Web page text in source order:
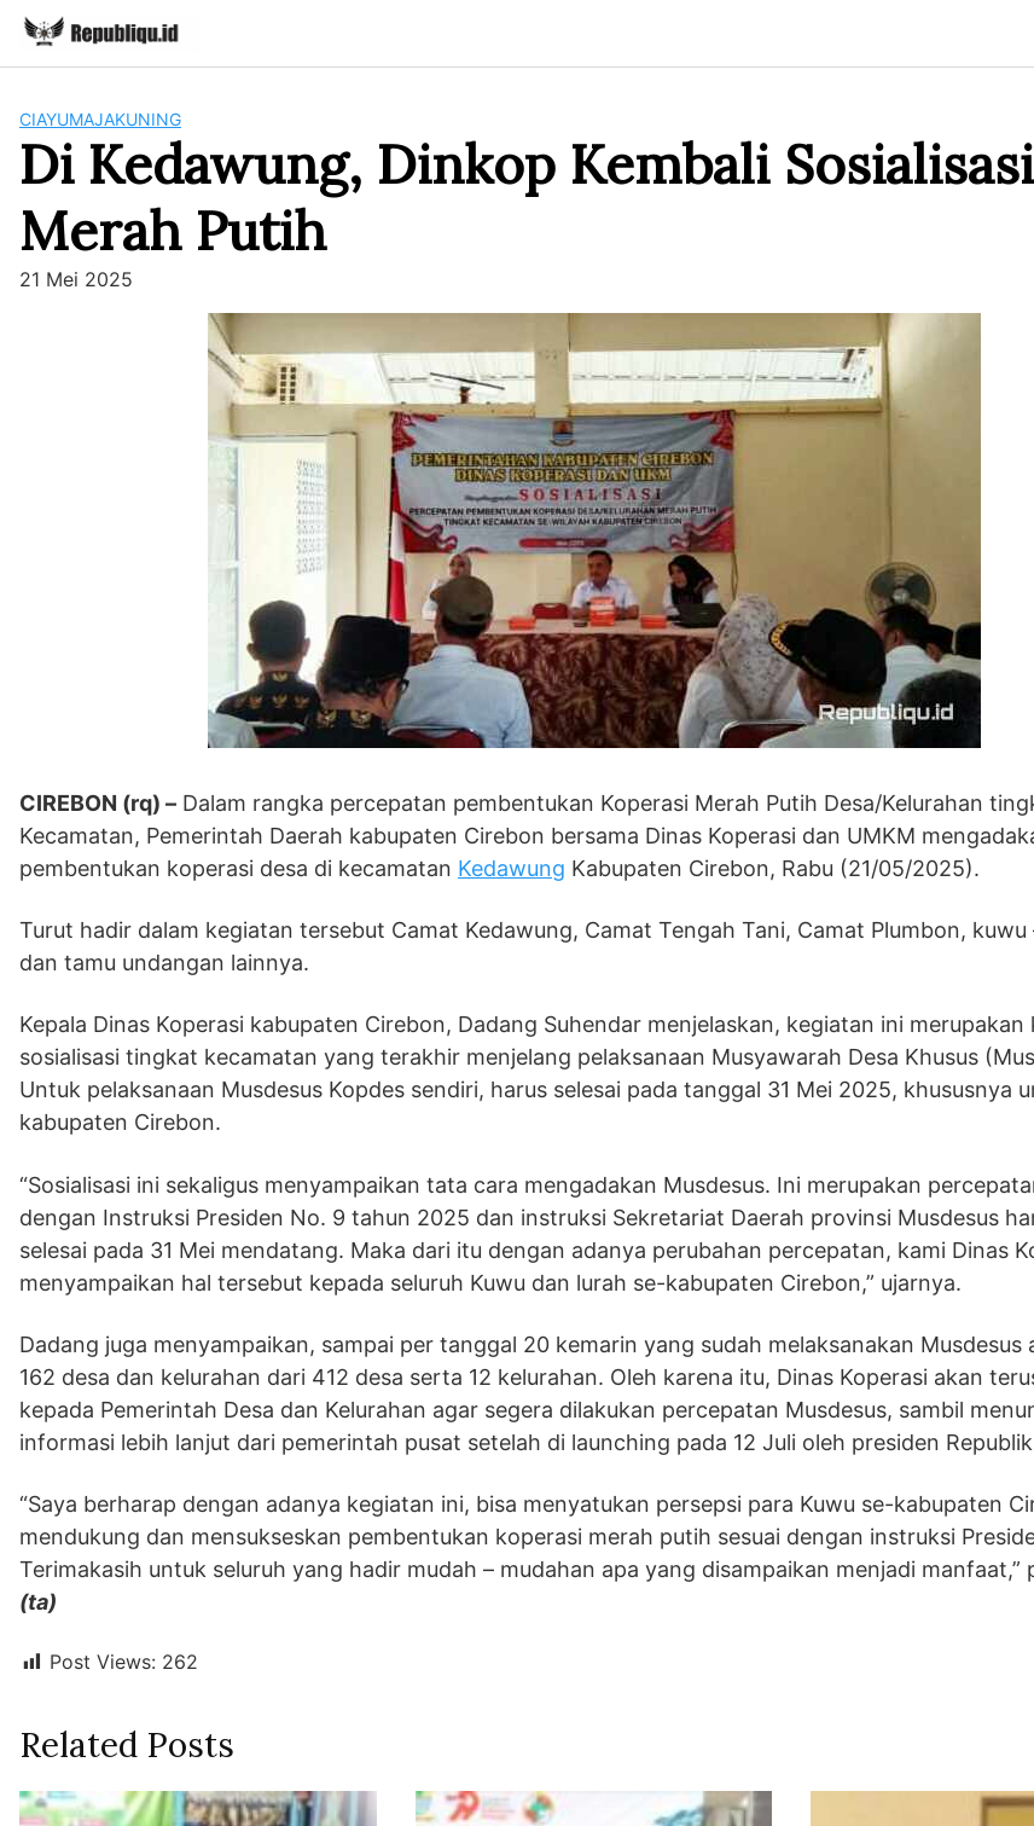
Skip
content
CIAYUMAJAKUNING
Di Kedawung, Dinkop Kembali
Merah Putih
21 Mei 2025
CIREBON (rq) – Dalam rangka percepatan pembentukan Koperasi Merah Putih Desa/Kelurahan
Kecamatan, Pemerintah Daerah kabupaten Cirebon bersama Dinas Koperasi dan UMKM
pembentukan koperasi desa di kecamatan Kedawung Kabupaten Cirebon, Rabu (21/05/2025).
Turut hadir dalam kegiatan tersebut Camat Kedawung, Camat Tengah Tani, Camat Plumbon, kuwu
dan tamu undangan lainnya.
Kepala Dinas Koperasi kabupaten Cirebon, Dadang Suhendar menjelaskan, kegiatan ini merupakan
sosialisasi tingkat kecamatan yang terakhir menjelang pelaksanaan Musyawarah Desa Khusus
Untuk pelaksanaan Musdesus Kopdes sendiri, harus selesai pada tanggal 31 Mei 2025, khususnya
kabupaten Cirebon.
“Sosialisasi ini sekaligus menyampaikan tata cara mengadakan Musdesus. Ini merupakan
dengan Instruksi Presiden No. 9 tahun 2025 dan instruksi Sekretariat Daerah provinsi Musdesus
selesai pada 31 Mei mendatang. Maka dari itu dengan adanya perubahan percepatan, kami Dinas
menyampaikan hal tersebut kepada seluruh Kuwu dan lurah se-kabupaten Cirebon,” ujarnya.
Dadang juga menyampaikan, sampai per tanggal 20 kemarin yang sudah melaksanakan Musdesus
162 desa dan kelurahan dari 412 desa serta 12 kelurahan. Oleh karena itu, Dinas Koperasi akan
kepada Pemerintah Desa dan Kelurahan agar segera dilakukan percepatan Musdesus, sambil
informasi lebih lanjut dari pemerintah pusat setelah di launching pada 12 Juli oleh presiden
“Saya berharap dengan adanya kegiatan ini, bisa menyatukan persepsi para Kuwu se-kabupaten
mendukung dan mensukseskan pembentukan koperasi merah putih sesuai dengan instruksi
Terimakasih untuk seluruh yang hadir mudah – mudahan apa yang disampaikan menjadi manfaat,”
(ta)
Post Views: 262
Related Posts